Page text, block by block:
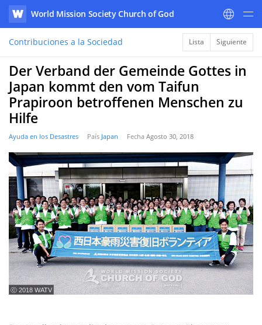
WATV
World Mission Society Church of God
Contribuciones a la Sociedad Lista Siguiente
Der Verband der Gemeinde Gottes in
Japan kommt den vom Taifun
Prapiroon betroffenen Menschen zu
Hilfe
Ayuda en los Desastres País Japan Fecha Agosto 30, 2018
ⓒ 2018 WATV